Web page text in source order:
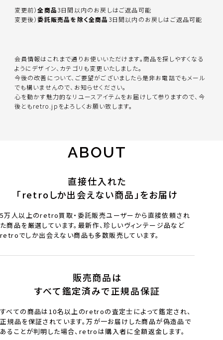
変更前）全商品3日間以内のお戻しはご返品可能
変更後）委託販売品を除く全商品 3日間以内のお戻しはご返品可能
会員情報はこれまで通りお使いいただけます。商品を探しやすくなる
ようにデザイン、カテゴリも変更いたしました。
今後の改善について、ご要望がございましたら是非お電話でもメール
でも構いませんので、お知らせください。
心を動かす魅力的なリユースアイテムをお届けして参りますので、今
後ともretro.jpをよろしくお願い致します。
ABOUT
直接仕入れた
「retroしか出会えない商品」をお届け
5万人以上のretro買取・委託販売ユーザーから直接依頼され
た商品を厳選しています。最新作、珍しいヴィンテージ品など
retroでしか出会えない商品も多数販売しています。
販売商品は
すべて鑑定済みで正規品保証
すべての商品は10名以上のretroの査定士によって鑑定され、
正規品を保証されています。万が一お届けした商品が偽造品で
あることが判明した場合、retroは購入者に全額返金します。